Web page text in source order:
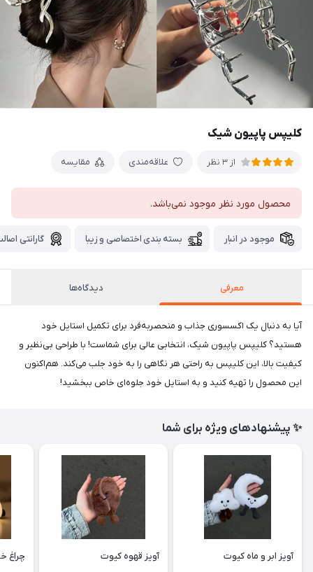
کلیپس پاپیون شیک
از 3 نظر علاقه‌مندی مقایسه
محصول مورد نظر موجود نمی‌باشد.
موجود در انبار بسته بندی اختصاصی و زیبا گارانتی
معرفی دیدگاه‌ها
آیا به دنبال یک اکسسوری جذاب و منحصربه‌فرد برای تکمیل استایل خود
هستید؟ کلیپس پاپیون شیک، انتخابی عالی برای شماست! با طراحی بی‌نظیر و
کیفیت بالا، این کلیپس به راحتی هر نگاهی را به خود جلب می‌کند. هم‌اکنون
این محصول را تهیه کنید و به استایل خود جلوه‌ای خاص ببخشید!
✨ پیشنهادهای ویژه برای شما
آویز ابر و ماه کیوت آویز قهوه کیوت چراغ